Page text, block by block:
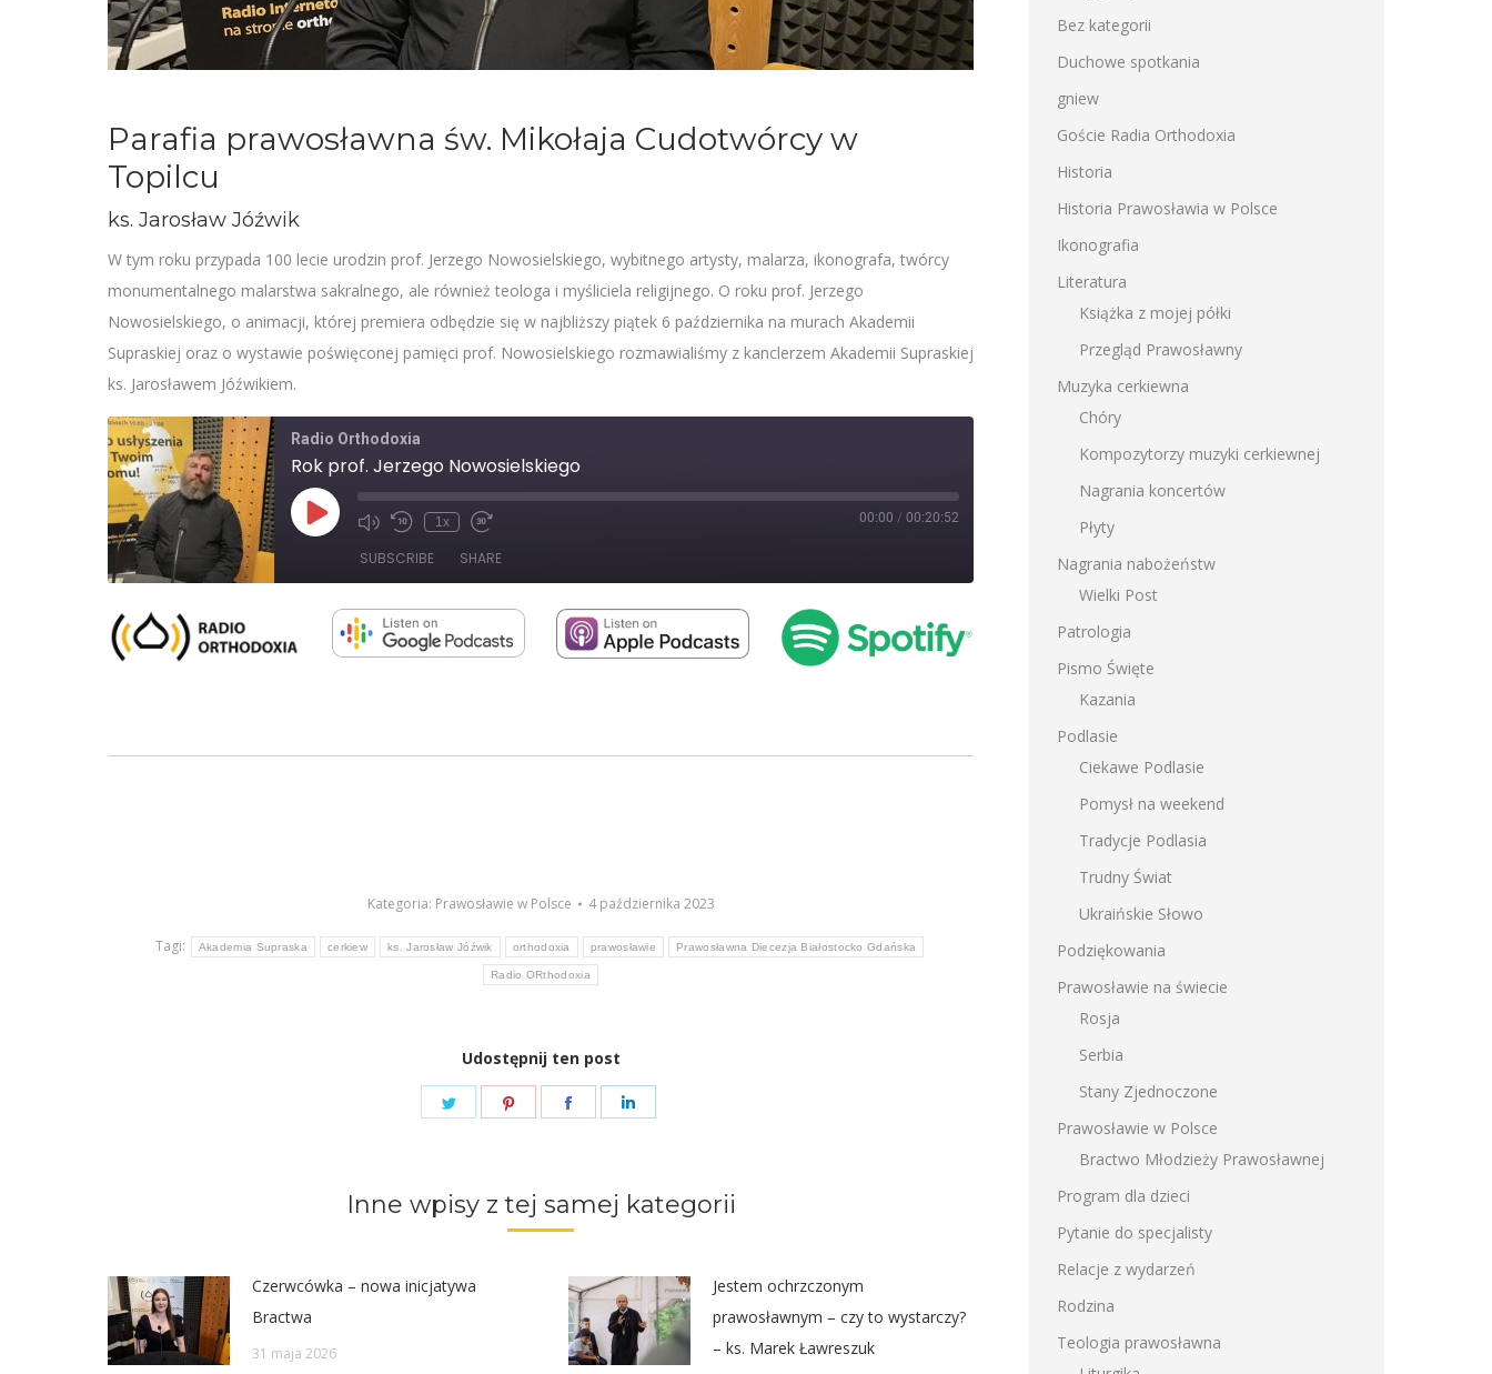
Parafia prawosławna św. Mikołaja Cudotwórcy w
Topilcu
ks. Jarosław Jóźwik
W tym roku przypada 100 lecie urodzin prof. Jerzego Nowosielskiego, wybitnego artysty, malarza, ikonografa, twórcy
monumentalnego malarstwa sakralnego, ale również teologa i myśliciela religijnego. O roku prof. Jerzego
Nowosielskiego, o animacji, której premiera odbędzie się w najbliższy piątek 6 października na murach Akademii
Supraskiej oraz o wystawie poświęconej pamięci prof. Nowosielskiego rozmawialiśmy z kanclerzem Akademii Supraskiej
ks. Jarosławem Jóźwikiem.
Radio Orthodoxia
Rok prof. Jerzego Nowosielskiego
Play
Episode Mute/Unmute
Rewind
Seconds
1x
Fast
30
seconds
00:00 / 00:20:52
SUBSCRIBE SHARE
RSS FEED
SHARE
Kategoria: Prawosławie w Polsce 4 października 2023
Tagi: Akademia Supraska cerkiew ks. Jarosław Jóźwik orthodoxia prawosławie Prawosławna Diecezja Białostocko Gdańska
Radio ORthodoxia
Udostępnij ten post
Share
Share
Share
Inne wpisy z tej samej kategorii
Czerwcówka – nowa inicjatywa
Bractwa
31 maja 2026
Jestem ochrzczonym
prawosławnym – czy to wystarczy?
– ks. Marek Ławreszuk
Bez kategorii
Duchowe spotkania
gniew
Goście Radia Orthodoxia
Historia
Historia Prawosławia w Polsce
Ikonografia
Literatura
Książka z mojej półki
Przegląd Prawosławny
Muzyka cerkiewna
Chóry
Kompozytorzy muzyki cerkiewnej
Nagrania koncertów
Płyty
Nagrania nabożeństw
Wielki Post
Patrologia
Pismo Święte
Kazania
Podlasie
Ciekawe Podlasie
Pomysł na weekend
Tradycje Podlasia
Trudny Świat
Ukraińskie Słowo
Podziękowania
Prawosławie na świecie
Rosja
Serbia
Stany Zjednoczone
Prawosławie w Polsce
Bractwo Młodzieży Prawosławnej
Program dla dzieci
Pytanie do specjalisty
Relacje z wydarzeń
Rodzina
Teologia prawosławna